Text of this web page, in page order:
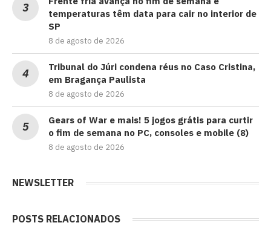
temperaturas têm data para cair no interior de
SP
8 de agosto de 2026
Tribunal do Júri condena réus no Caso Cristina,
em Bragança Paulista
8 de agosto de 2026
Gears of War e mais! 5 jogos grátis para curtir
o fim de semana no PC, consoles e mobile (8)
8 de agosto de 2026
NEWSLETTER
POSTS RELACIONADOS